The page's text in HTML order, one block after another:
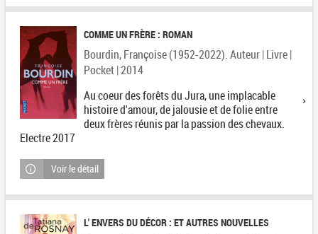
COMME UN FRÈRE : ROMAN
Bourdin, Françoise (1952-2022). Auteur | Livre |
Pocket | 2014
Au coeur des forêts du Jura, une implacable
histoire d'amour, de jalousie et de folie entre
deux frères réunis par la passion des chevaux.
Electre 2017
Voir le détail
L' ENVERS DU DÉCOR : ET AUTRES NOUVELLES